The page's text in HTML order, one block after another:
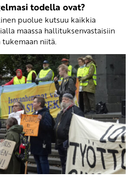
todella ovat?
puolue kutsuu kaikkia
maassa hallituksenvastaisiin
niitä.